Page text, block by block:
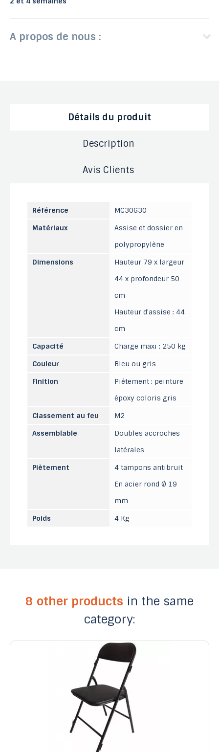
A propos de nous :
Détails du produit
Description
Avis Clients
Référence
MC30630
Matériaux
Assise et dossier en
polypropylène
Dimensions
Hauteur 79 x largeur
44 x profondeur 50
cm
Hauteur d'assise : 44
cm
Capacité
Charge maxi : 250 kg
Couleur
Bleu ou gris
Finition
Piétement : peinture
époxy coloris gris
Classement au feu
M2
Assemblable
Doubles accroches
latérales
Piètement
4 tampons antibruit
En acier rond Ø 19
mm
Poids
4 Kg
8 other products in the same
category: